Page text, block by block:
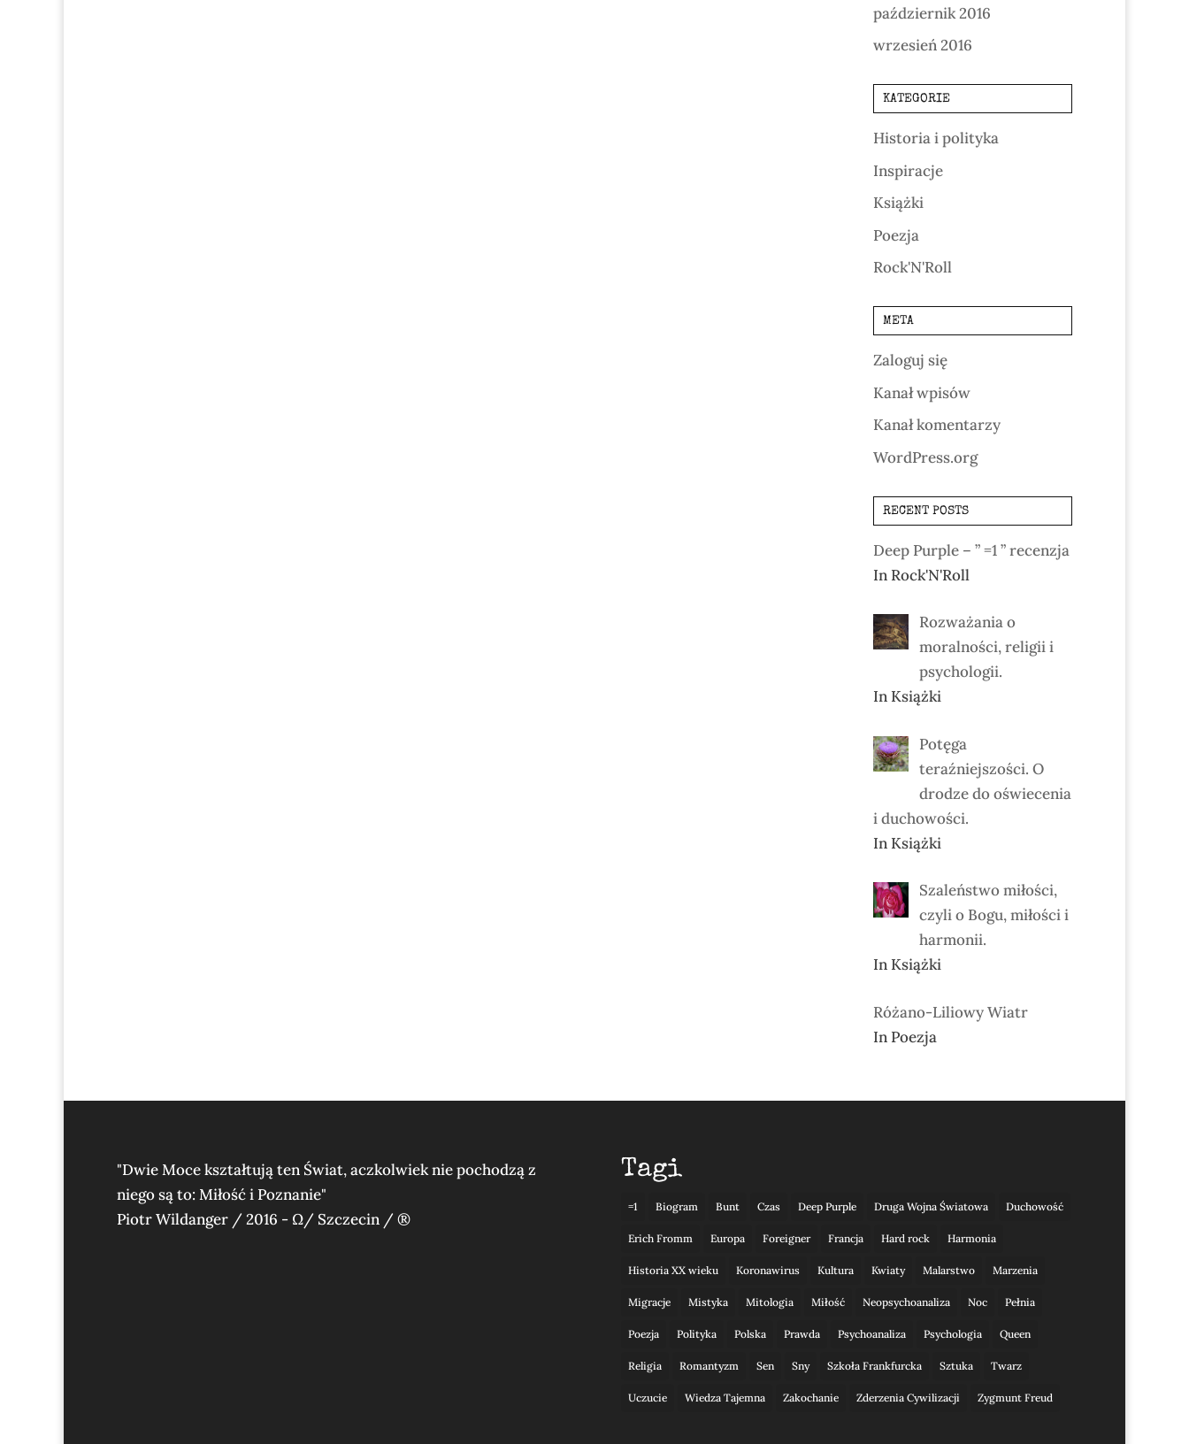
październik 2016
wrzesień 2016
KATEGORIE
Historia i polityka
Inspiracje
Książki
Poezja
Rock'N'Roll
META
Zaloguj się
Kanał wpisów
Kanał komentarzy
WordPress.org
RECENT POSTS
Deep Purple – ” =1 ” recenzja
In Rock'N'Roll
Rozważania o
moralności, religii i
psychologii.
In Książki
Potęga
teraźniejszości. O
drodze do oświecenia
i duchowości.
In Książki
Szaleństwo miłości,
czyli o Bogu, miłości i
harmonii.
In Książki
Różano-Liliowy Wiatr
In Poezja
"Dwie Moce kształtują ten Świat, aczkolwiek nie pochodzą z
niego są to: Miłość i Poznanie"
Piotr Wildanger / 2016 - Ω/ Szczecin / ®
Tagi
=1 Biogram Bunt Czas Deep Purple Druga Wojna Światowa Duchowość
Erich Fromm Europa Foreigner Francja Hard rock Harmonia
Historia XX wieku Koronawirus Kultura Kwiaty Malarstwo Marzenia
Migracje Mistyka Mitologia Miłość Neopsychoanaliza Noc Pełnia
Poezja Polityka Polska Prawda Psychoanaliza Psychologia Queen
Religia Romantyzm Sen Sny Szkoła Frankfurcka Sztuka Twarz
Uczucie Wiedza Tajemna Zakochanie Zderzenia Cywilizacji Zygmunt Freud